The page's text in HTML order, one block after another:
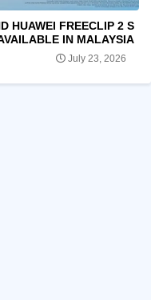
HUAWEI FREECLIP 2 S
IN MALAYSIA
July 23, 2026